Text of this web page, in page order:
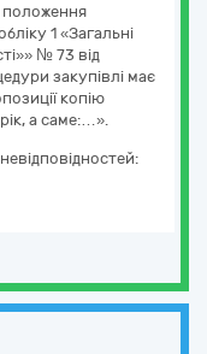
положення
1 «Загальні
№ 73 від
закупівлі має
копію
а саме:…».